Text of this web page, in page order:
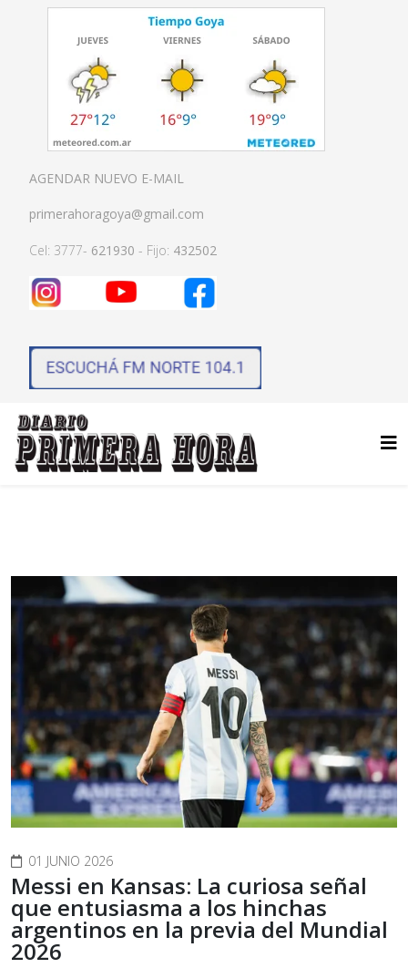
AGENDAR NUEVO E-MAIL
primerahoragoya@gmail.com
Cel: 3777- 621930 - Fijo: 432502
01 JUNIO 2026
Messi en Kansas: La curiosa señal
que entusiasma a los hinchas
argentinos en la previa del Mundial
2026